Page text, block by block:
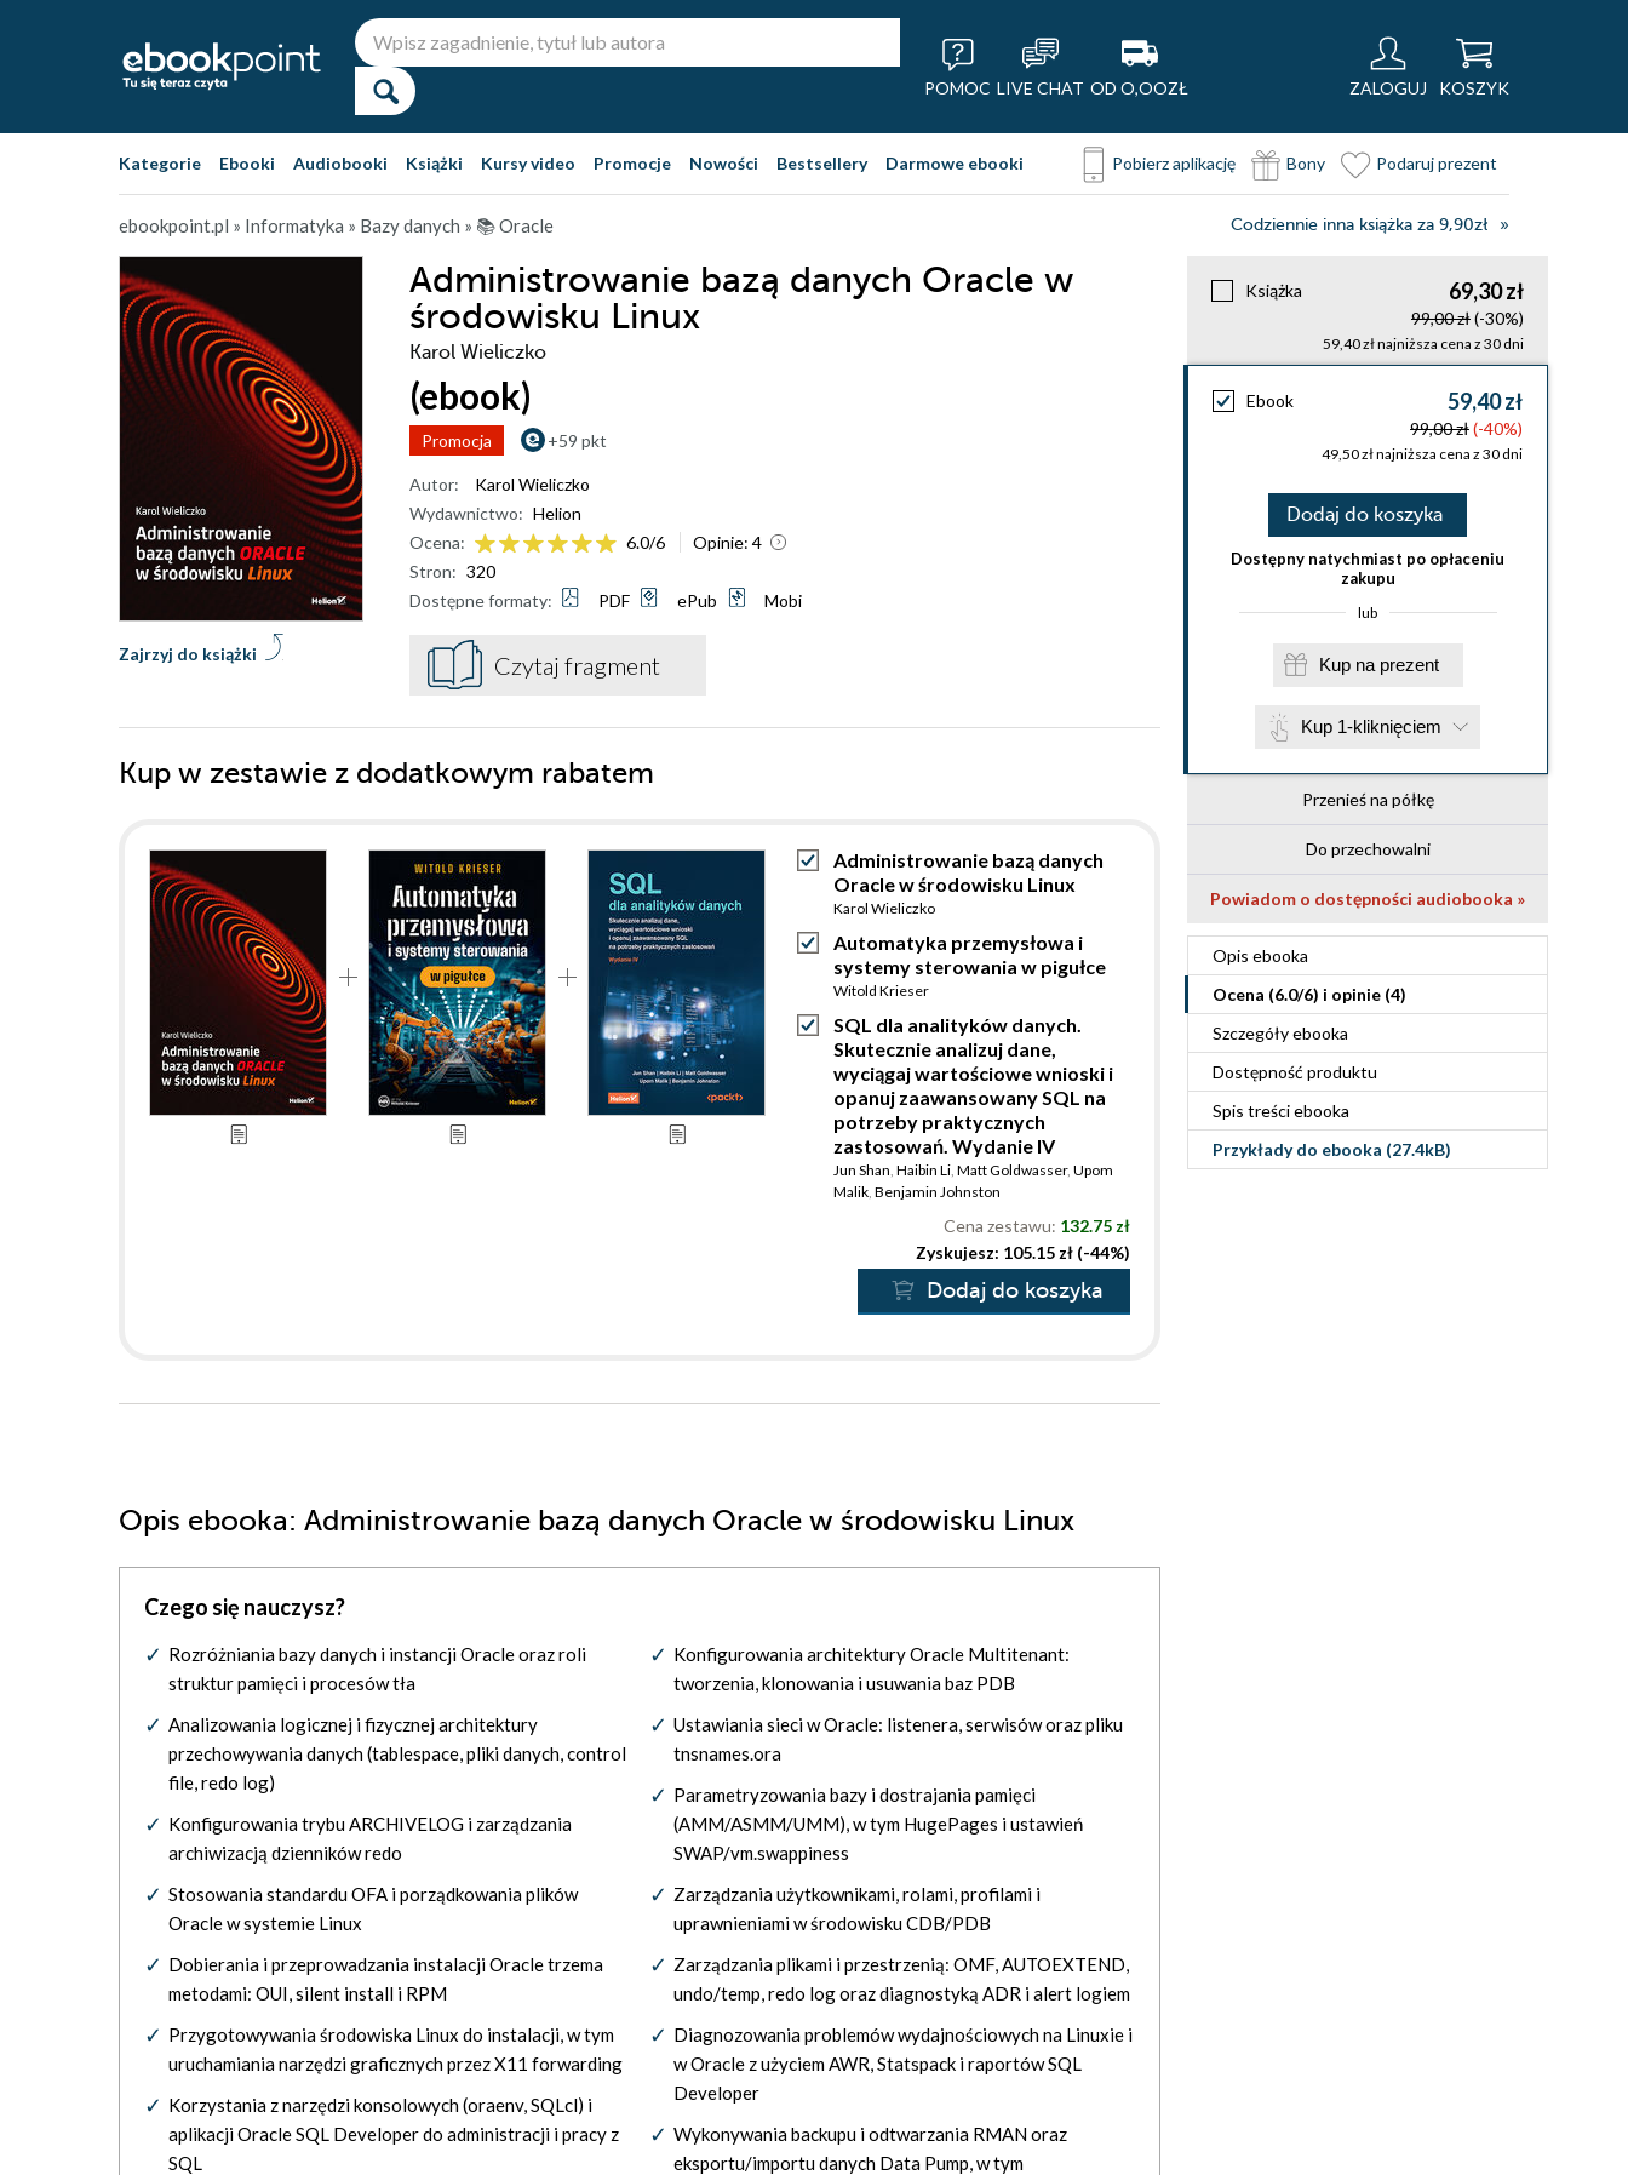
POMOC LIVE CHAT OD O,OOZŁ ZALOGUJ KOSZYK
Kategorie Ebooki Audiobooki Książki Kursy video Promocje Nowości Bestsellery Darmowe ebooki Pobierz aplikację Bony Podaruj prezent
ebookpoint.pl » Informatyka » Bazy danych » 📚 Oracle Codziennie inna książka za 9,90zł
Administrowanie bazą danych Oracle w
środowisku Linux
Karol Wieliczko
(ebook)
Promocja +59 pkt
Zajrzyj do książki
Autor:
Karol Wieliczko
Wydawnictwo: Helion
Ocena:
6.0/6 Opinie: 4
Stron: 320
Dostępne formaty:
PDF ePub Mobi
Czytaj fragment
Książka 69,30 zł
99,00 zł(-30%)
59,40 zł najniższa cena z 30 dni
Ebook 59,40 zł
99,00 zł(-40%)
49,50 zł najniższa cena z 30 dni
Dodaj do koszyka
Dostępny natychmiast po opłaceniu
zakupu
lub
Kup na prezent
Kup 1-kliknięciem
Przenieś na półkę
Do przechowalni
Powiadom o dostępności audiobooka »
Opis ebooka
Ocena (6.0/6) i opinie (4)
Szczegółyebooka
Dostępność produktu
Spis treściebooka
Przykłady do ebooka (27.4kB)
Kup w zestawie z dodatkowym rabatem
Administrowanie bazą danych
Oracle w środowisku Linux
Karol Wieliczko
Automatyka przemysłowa i
systemy sterowania w pigułce
Witold Krieser
SQL dla analityków danych.
Skutecznie analizuj dane,
wyciągaj wartościowe wnioski i
opanuj zaawansowany SQL na
potrzeby praktycznych
zastosowań. Wydanie IV
Jun Shan, Haibin Li, Matt Goldwasser, Upom
Malik, Benjamin Johnston
Cena zestawu: 132.75 zł
Zyskujesz: 105.15 zł (-44%)
Dodaj do koszyka
Opis ebooka: Administrowanie bazą danych Oracle w środowisku Linux
Czego się nauczysz?
Rozróżniania bazy danych i instancji Oracle oraz roli
struktur pamięci i procesów tła
Analizowania logicznej i fizycznej architektury
przechowywania danych (tablespace, pliki danych, control
file, redo log)
Konfigurowania trybu ARCHIVELOG i zarządzania
archiwizacją dzienników redo
Stosowania standardu OFA i porządkowania plików
Oracle w systemie Linux
Dobierania i przeprowadzania instalacji Oracle trzema
metodami: OUI, silent install i RPM
Przygotowywania środowiska Linux do instalacji, w tym
uruchamiania narzędzi graficznych przez X11 forwarding
Korzystania z narzędzi konsolowych (oraenv, SQLcl) i
aplikacji Oracle SQL Developer do administracji i pracy z
SQL
Konfigurowania architektury Oracle Multitenant:
tworzenia, klonowania i usuwania baz PDB
Ustawiania sieci w Oracle: listenera, serwisów oraz pliku
tnsnames.ora
Parametryzowania bazy i dostrajania pamięci
(AMM/ASMM/UMM), w tym HugePages i ustawień
SWAP/vm.swappiness
Zarządzania użytkownikami, rolami, profilami i
uprawnieniami w środowisku CDB/PDB
Zarządzania plikami i przestrzenią: OMF, AUTOEXTEND,
undo/temp, redo log oraz diagnostyką ADR i alert logiem
Diagnozowania problemów wydajnościowych na Linuxie i
w Oracle z użyciem AWR, Statspack i raportów SQL
Developer
Wykonywania backupu i odtwarzania RMAN oraz
eksportu/importu danych Data Pump, w tym